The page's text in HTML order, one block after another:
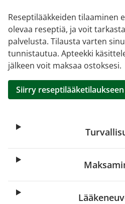
Reseptilääkkeiden tilaaminen
olevaa reseptiä, ja voit
palvelusta. Tilausta varten
tunnistautua. Apteekki
jälkeen voit maksaa ostoksesi.
Siirry reseptilääketilaukseen